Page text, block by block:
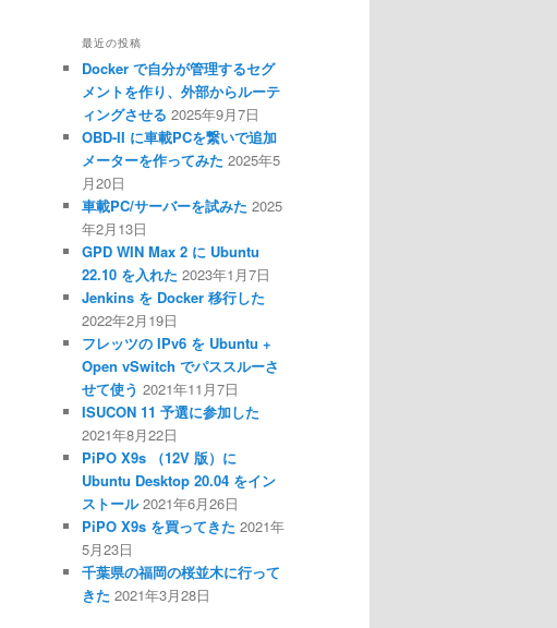
最近の投稿
Docker で自分が管理するセグ
メントを作り、外部からルーテ
ィングさせる 2025年9月7日
OBD-II に車載PCを繋いで追加
メーターを作ってみた 2025年5
月20日
車載PC/サーバーを試みた 2025
年2月13日
GPD WIN Max 2 に Ubuntu
22.10 を入れた 2023年1月7日
Jenkins を Docker 移行した
2022年2月19日
フレッツの IPv6 を Ubuntu +
Open vSwitch でパススルーさ
せて使う 2021年11月7日
ISUCON 11 予選に参加した
2021年8月22日
PiPO X9s （12V 版）に
Ubuntu Desktop 20.04 をイン
ストール 2021年6月26日
PiPO X9s を買ってきた 2021年
5月23日
千葉県の福岡の桜並木に行って
きた 2021年3月28日